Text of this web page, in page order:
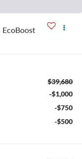
EcoBoost
$39,680
-$1,000
-$750
-$500